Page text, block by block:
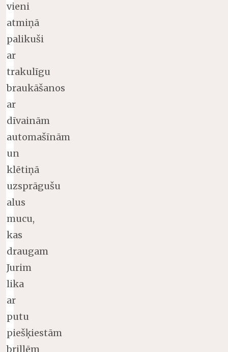
vieni
atmiņā
palikuši
ar
trakulīgu
braukāšanos
ar
dīvainām
automašīnām
un
klētiņā
uzsprāgušu
alus
mucu,
kas
draugam
Jurim
lika
ar
putu
piešķiestām
brillēm